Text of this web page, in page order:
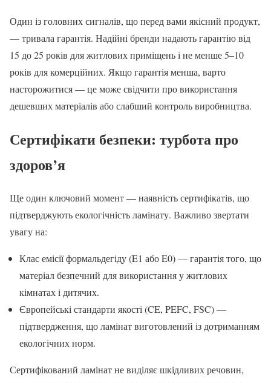
Один із головних сигналів, що перед вами якісний продукт,
— тривала гарантія. Надійні бренди надають гарантію від
15 до 25 років для житлових приміщень і не менше 5–10
років для комерційних. Якщо гарантія менша, варто
насторожитися — це може свідчити про використання
дешевших матеріалів або слабший контроль виробництва.
Сертифікати безпеки: турбота про
здоров’я
Ще один ключовий момент — наявність сертифікатів, що
підтверджують екологічність ламінату. Важливо звертати
увагу на:
Клас емісії формальдегіду (E1 або E0) — гарантія того, що
матеріал безпечний для використання у житлових
кімнатах і дитячих.
Європейські стандарти якості (CE, PEFC, FSC) —
підтвердження, що ламінат виготовлений із дотриманням
екологічних норм.
Сертифікований ламінат не виділяє шкідливих речовин,